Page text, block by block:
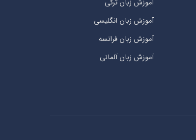
آموزش زبان ترکی
آموزش زبان انگلیسی
آموزش زبان فرانسه
آموزش زبان آلمانی